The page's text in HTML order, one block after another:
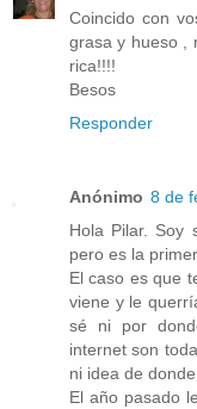
Coincido con
grasa y hueso ,
rica!!!!
Besos
Responder
Anónimo 8 de
Hola Pilar. Soy
pero es la
El caso es que
viene y le
sé ni por
internet son
ni idea de
El año pasado